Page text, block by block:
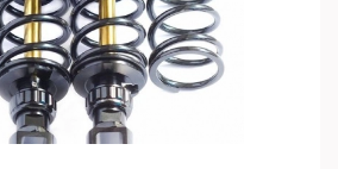
Cho vào giỏ hàng